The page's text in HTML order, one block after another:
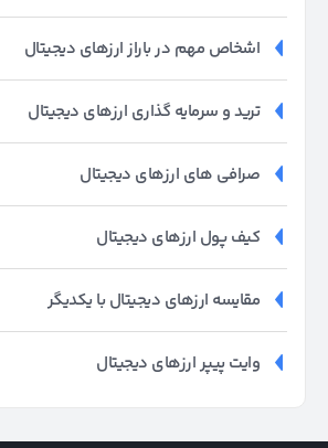
اشخاص مهم در باراز ارزهای دیجیتال
ترید و سرمایه گذاری ارزهای دیجیتال
صرافی های ارزهای دیجیتال
کیف پول ارزهای دیجیتال
مقایسه ارزهای دیجیتال با یکدیگر
وایت پیپر ارزهای دیجیتال